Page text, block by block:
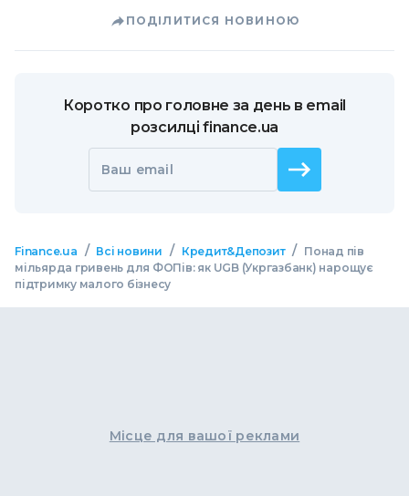
ПОДІЛИТИСЯ НОВИНОЮ
Коротко про головне за день в email
розсилці finance.ua
Ваш email
Finance.ua / Всі новини / Кредит&Депозит / Понад пів
мільярда гривень для ФОПів: як UGB (Укргазбанк) нарощує
підтримку малого бізнесу
Місце для вашої реклами